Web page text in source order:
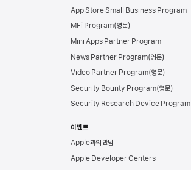
App Store Small Business Program
MFi Program
Mini Apps Partner Program
News Partner Program
Video Partner Program
Security Bounty Program
Security Research Device Program
이벤트
Apple과의 만남
Apple Developer Centers